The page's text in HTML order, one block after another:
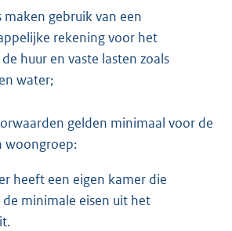
maken gebruik van een
rekening voor het
huur en vaste lasten zoals
water;
gelden minimaal voor de
woongroep:
heeft een eigen kamer die
minimale eisen uit het